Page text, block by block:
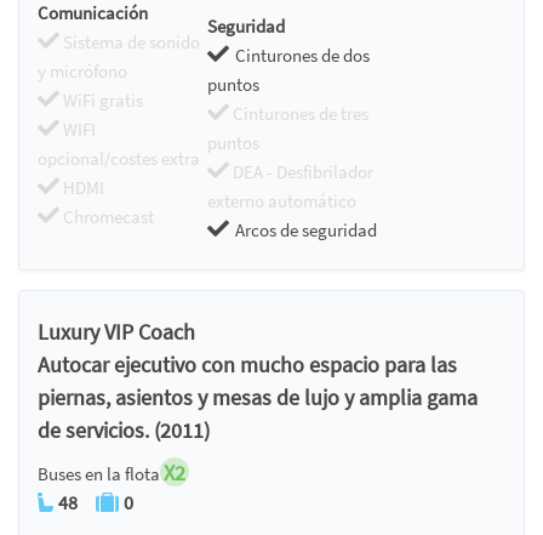
Comunicación
Sistema de sonido
y micrófono
WiFi gratis
WIFI
opcional/costes extra
HDMI
Chromecast
Seguridad
Cinturones de dos
puntos
Cinturones de tres
puntos
DEA - Desfibrilador
externo automático
Arcos de seguridad
Luxury VIP Coach
Autocar ejecutivo con mucho espacio para las
piernas, asientos y mesas de lujo y amplia gama
de servicios. (2011)
Buses en la flota X2
48 0